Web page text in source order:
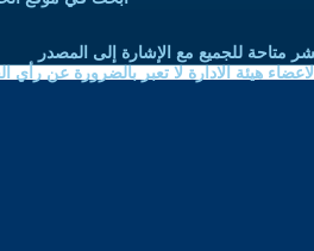
متاحة للجميع مع الإشارة إلى المصدر
هيئة الادارة لا تعبر بالضرورة عن رأي